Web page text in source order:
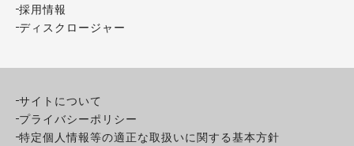
採用情報
ディスクロージャー
サイトについて
プライバシーポリシー
特定個人情報等の適正な取扱いに関する基本方針